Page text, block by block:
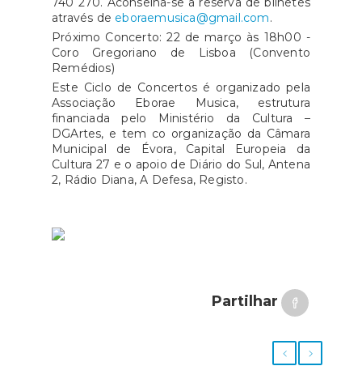
através de eboraemusica@gmail.com.
Próximo Concerto: 22 de março às 18h00 -
Coro Gregoriano de Lisboa (Convento
Remédios)
Este Ciclo de Concertos é organizado pela
Associação Eborae Musica, estrutura
financiada pelo Ministério da Cultura –
DGArtes, e tem co organização da Câmara
Municipal de Évora, Capital Europeia da
Cultura 27 e o apoio de Diário do Sul, Antena
2, Rádio Diana, A Defesa, Registo.
Partilhar